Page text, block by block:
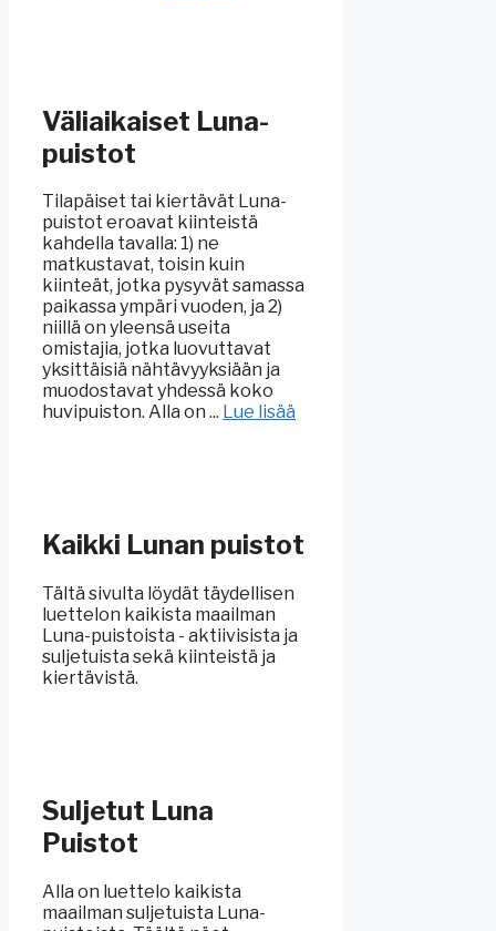
Väliaikaiset Luna-
puistot
Tilapäiset tai kiertävät Luna-
puistot eroavat kiinteistä
kahdella tavalla: 1) ne
matkustavat, toisin kuin
kiinteät, jotka pysyvät samassa
paikassa ympäri vuoden, ja 2)
niillä on yleensä useita
omistajia, jotka luovuttavat
yksittäisiä nähtävyyksiään ja
muodostavat yhdessä koko
huvipuiston. Alla on ... Lue lisää
Kaikki Lunan puistot
Tältä sivulta löydät täydellisen
luettelon kaikista maailman
Luna-puistoista - aktiivisista ja
suljetuista sekä kiinteistä ja
kiertävistä.
Suljetut Luna
Puistot
Alla on luettelo kaikista
maailman suljetuista Luna-